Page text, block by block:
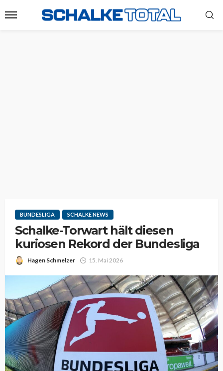
BUNDESLIGA SCHALKE NEWS
Schalke-Torwart hält diesen
kuriosen Rekord der Bundesliga
Hagen Schmelzer 15. Mai 2026